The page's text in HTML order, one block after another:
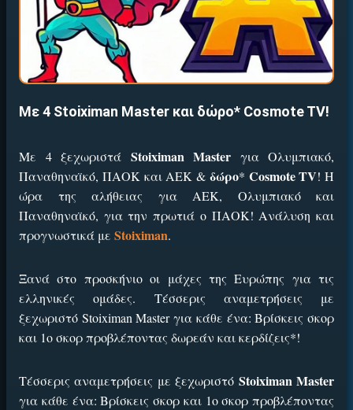
Με 4 Stoiximan Master και δώρο* Cosmote TV!
Με 4 ξεχωριστά Stoiximan Master για Ολυμπιακό,
Παναθηναϊκό, ΠΑΟΚ και ΑΕΚ & δώρο* Cosmote TV! Η
ώρα της αλήθειας για ΑΕΚ, Ολυμπιακό και
Παναθηναϊκό, για την πρωτιά ο ΠΑΟΚ! Ανάλυση και
προγνωστικά με Stoiximan.
Ξανά στο προσκήνιο οι μάχες της Ευρώπης για τις
ελληνικές ομάδες. Τέσσερις αναμετρήσεις με
ξεχωριστό Stoiximan Master για κάθε ένα: Βρίσκεις σκορ
και 1ο σκορ προβλέποντας δωρεάν και κερδίζεις*!
Τέσσερις αναμετρήσεις με ξεχωριστό Stoiximan Master
για κάθε ένα: Βρίσκεις σκορ και 1ο σκορ προβλέποντας